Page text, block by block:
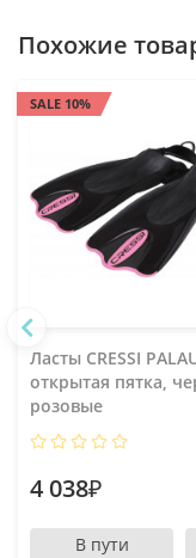
Похожие
SALE 10%
Ласты CRESSI
открытая пятка,
розовые
4 038₽
В пути